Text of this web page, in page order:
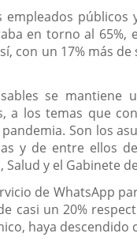
en torno al
con un 17% más
se mantiene
a los temas que
Son los
y de entre ellos
y el Gabinete
de WhatsApp
casi un 20%
haya descendido